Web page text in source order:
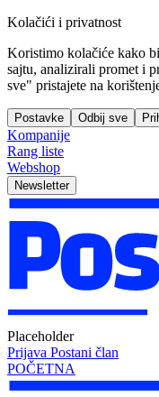
Kolačići i privatnost
Koristimo kolačiće kako
sajtu, analizirali promet i
sve" pristajete na
Postavke Odbij sve
Kompanije
Rang liste
Webshop
Newsletter
Placeholder
Prijava Postani član
POČETNA